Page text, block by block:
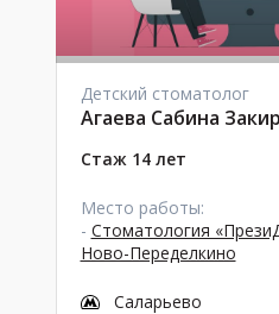
Детский стоматолог
Агаева Сабина
Стаж 14 лет
Место работы:
- Стоматология
Ново-Переделкино
Саларьево